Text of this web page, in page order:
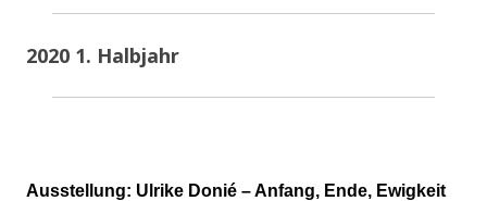
2020 1. Halbjahr
Ausstellung: Ulrike Donié – Anfang, Ende, Ewigkeit